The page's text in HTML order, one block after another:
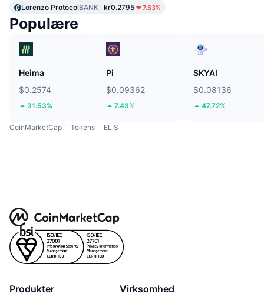
Lorenzo ProtocolBANK kr0.2795 7.83%
Populære
Heima
$0.2574
31.53%
Pi
$0.09362
7.43%
SKYAI
$0.08136
47.72%
CoinMarketCap Tokens ELIS
Produkter Virksomhed